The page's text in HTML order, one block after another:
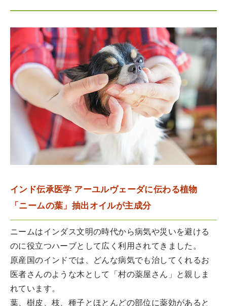
インド伝承医学 アーユルヴェーダに伝わる植物
「ニームの葉」抽出オイルが主成分
ニームはインダス文明の時代から病気や災いを避ける
のに役立つハーブとして広く利用されてきました。
原産国のインドでは、どんな病気でも治してくれるお
医者さんのような木として「村の薬屋さん」と親しま
れています。
葉、樹皮、枝、種子とほとんどの部位に薬効があると